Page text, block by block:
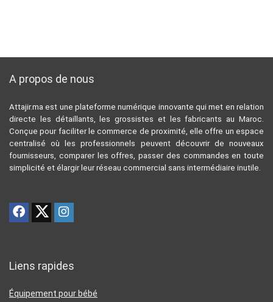
A propos de nous
Attajir.ma est une plateforme numérique innovante qui met en relation
directe les détaillants, les grossistes et les fabricants au Maroc.
Conçue pour faciliter le commerce de proximité, elle offre un espace
centralisé où les professionnels peuvent découvrir de nouveaux
fournisseurs, comparer les offres, passer des commandes en toute
simplicité et élargir leur réseau commercial sans intermédiaire inutile.
Liens rapides
Équipement pour bébé